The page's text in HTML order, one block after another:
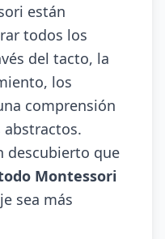
están
todos los
del tacto, la
los
comprensión
descubierto que
Montessori
sea más